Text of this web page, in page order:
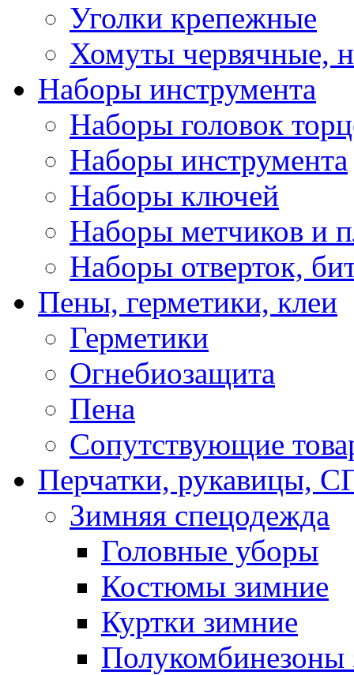
Уголки крепежные
Хомуты червячные,
Наборы инструмента
Наборы головок
Наборы инструмента
Наборы ключей
Наборы метчиков и
Наборы отверток,
Пены, герметики, клеи
Герметики
Огнебиозащита
Пена
Сопутствующие
Перчатки,
Зимняя спецодежда
Головные уборы
Костюмы зимние
Куртки зимние
Полукомбинезоны